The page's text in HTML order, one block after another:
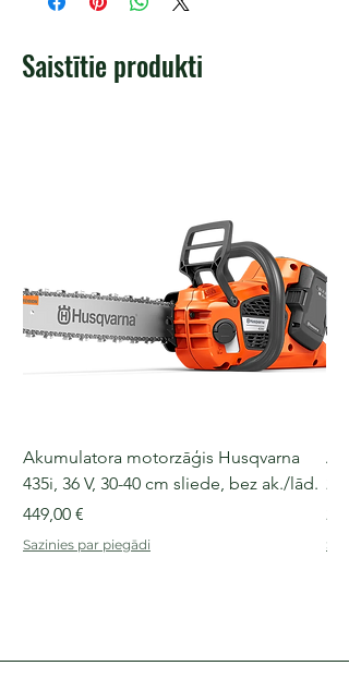
Saistītie produkti
Akumulatora motorzāģis Husqvarna
435i, 36 V, 30-40 cm sliede, bez ak./lād.
Cena
449,00 €
Sazinies par piegādi